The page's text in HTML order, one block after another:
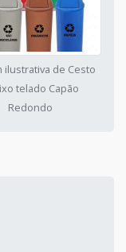
ilustrativa de Cesto
telado Capão
Redondo